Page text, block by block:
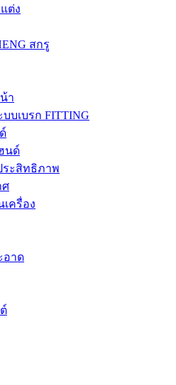
ต่ง
สกรู
า
บเบรก FITTING
นด์
ระสิทธิภาพ
ศ
ครื่อง
อาด